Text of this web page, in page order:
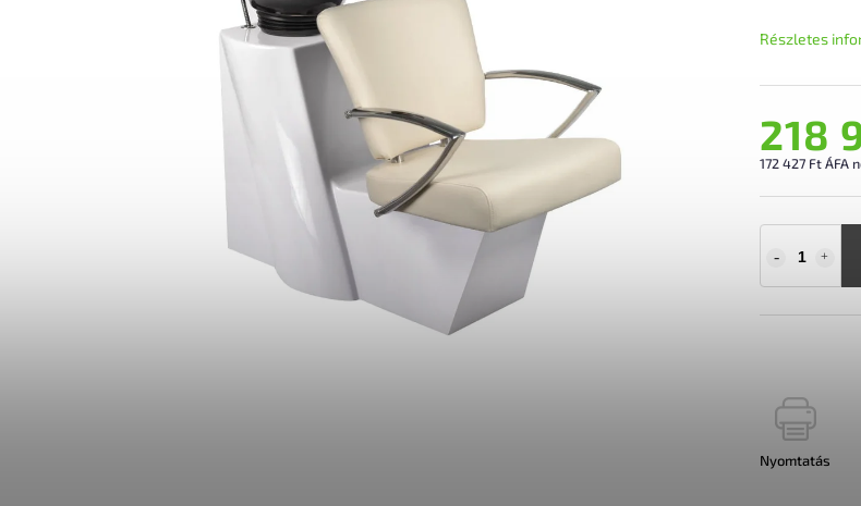
218
172 427 Ft ÁFA
Részletes
Nyomtatás